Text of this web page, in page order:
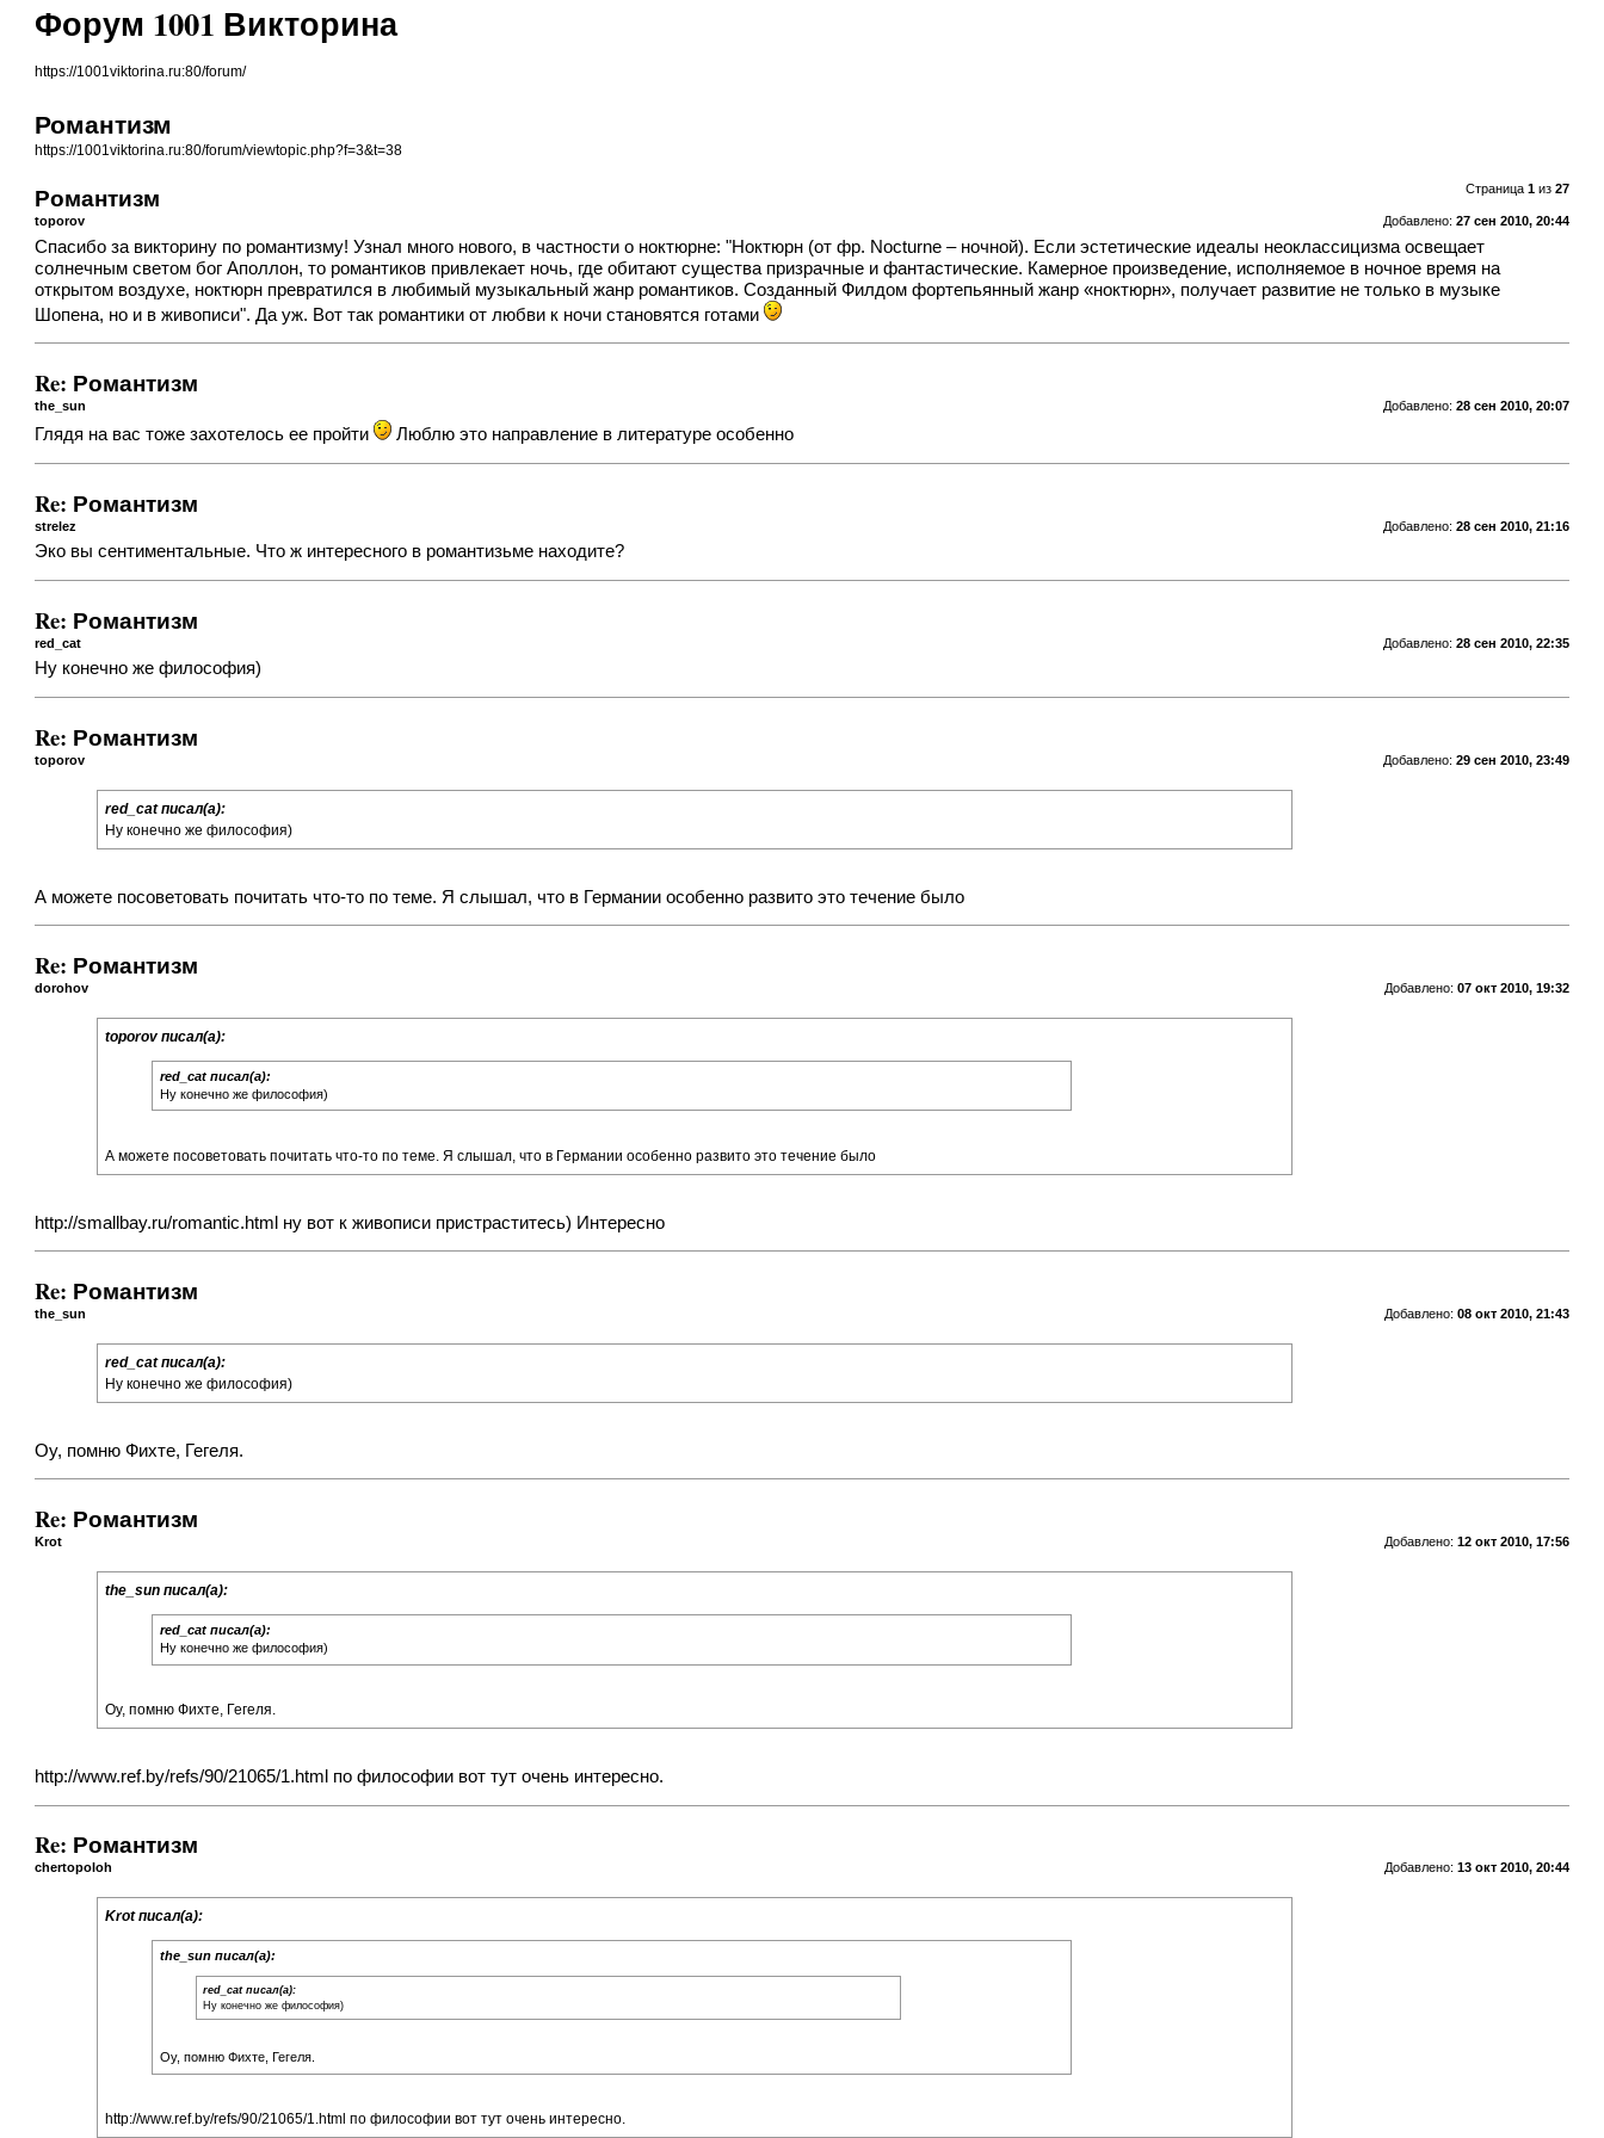
Форум 1001 Викторина
https://1001viktorina.ru:80/forum/
Романтизм
https://1001viktorina.ru:80/forum/viewtopic.php?f=3&t=38
Страница 1из 27
Романтизм
Добавлено: 27 сен 2010, 20:44
toporov
Спасибо за викторину по романтизму! Узнал много нового, в частности о ноктюрне: "Ноктюрн (от фр. Nocturne – ночной). Если эстетические идеалы неоклассицизма освещает
солнечным светом бог Аполлон, то романтиков привлекает ночь, где обитают существа призрачные и фантастические. Камерное произведение, исполняемое в ночное время на
открытом воздухе, ноктюрн превратился в любимый музыкальный жанр романтиков. Созданный Филдом фортепьянный жанр «ноктюрн», получает развитие не только в музыке
Шопена, но и в живописи". Да уж. Вот так романтики от любви к ночи становятся готами
Re: Романтизм
Добавлено: 28 сен 2010, 20:07
the_sun
Глядя на вас тоже захотелось ее пройти Люблю это направление в литературе особенно
Re: Романтизм
Добавлено: 28 сен 2010, 21:16
strelez
Эко вы сентиментальные. Что ж интересного в романтизьме находите?
Re: Романтизм
Добавлено: 28 сен 2010, 22:35
red_cat
Ну конечно же философия)
Re: Романтизм
Добавлено: 29 сен 2010, 23:49
toporov
red_cat писал(а):
Ну конечно же философия)
А можете посоветовать почитать что-то по теме. Я слышал, что в Германии особенно развито это течение было
Re: Романтизм
Добавлено: 07 окт 2010, 19:32
dorohov
toporov писал(а):
red_cat писал(а):
Ну конечно же философия)
А можете посоветовать почитать что-то по теме. Я слышал, что в Германии особенно развито это течение было
http://smallbay.ru/romantic.html ну вот к живописи пристраститесь) Интересно
Re: Романтизм
Добавлено: 08 окт 2010, 21:43
the_sun
red_cat писал(а):
Ну конечно же философия)
Оу, помню Фихте, Гегеля.
Re: Романтизм
Добавлено: 12 окт 2010, 17:56
Krot
the_sun писал(а):
red_cat писал(а):
Ну конечно же философия)
Оу, помню Фихте, Гегеля.
http://www.ref.by/refs/90/21065/1.html по философии вот тут очень интересно.
Re: Романтизм
Добавлено: 13 окт 2010, 20:44
chertopoloh
Krot писал(а):
the_sun писал(а):
red_cat писал(а):
Ну конечно же философия)
Оу, помню Фихте, Гегеля.
http://www.ref.by/refs/90/21065/1.html по философии вот тут очень интересно.